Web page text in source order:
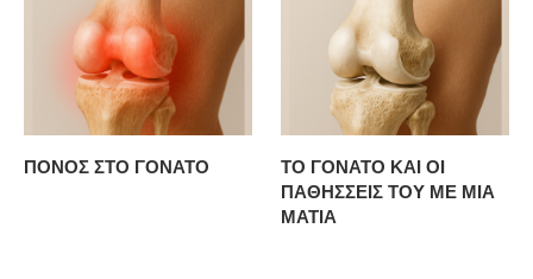
ΠΟΝΟΣ ΣΤΟ ΓΟΝΑΤΟ
ΤΟ ΓΟΝΑΤΟ ΚΑΙ ΟΙ
ΠΑΘΗΣΣΕΙΣ ΤΟΥ ΜΕ ΜΙΑ
ΜΑΤΙΑ